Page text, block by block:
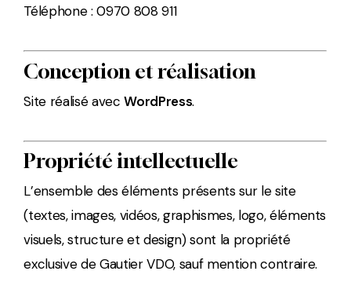
Téléphone : 0970 808 911
Conception et réalisation
Site réalisé avecWordPress.
Propriété intellectuelle
L’ensemble des éléments présents sur le site
(textes, images, vidéos, graphismes, logo, éléments
visuels, structure et design) sont la propriété
exclusive de Gautier VDO, sauf mention contraire.